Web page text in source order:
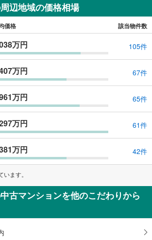
辺地域の価格相場
価格 該当物件数
万円 105件
万円 67件
万円 65件
万円 61件
万円 42件
ます。
古マンションを他のこだわりから